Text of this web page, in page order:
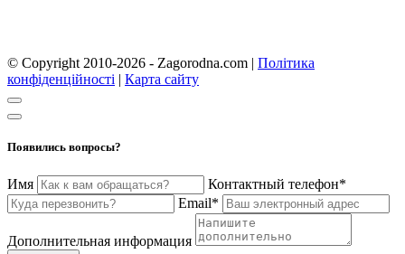
© Copyright 2010-2026 - Zagorodna.com | Політика
конфіденційності | Карта сайту
Появились вопросы?
Имя
Контактный телефон*
Email*
Дополнительная информация